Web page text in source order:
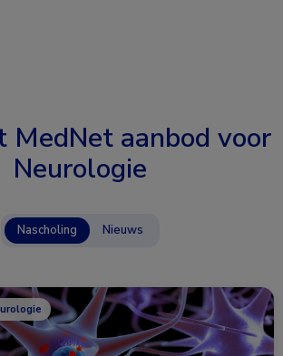
MedNet aanbod voor
Neurologie
Nascholing Nieuws